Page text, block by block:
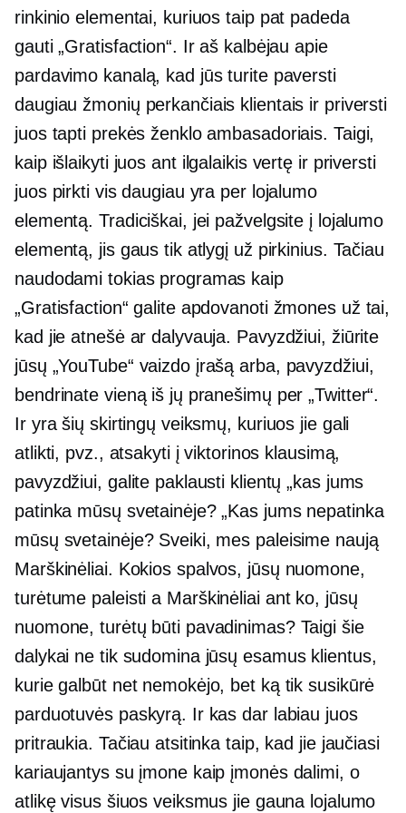
rinkinio elementai, kuriuos taip pat padeda
gauti „Gratisfaction“. Ir aš kalbėjau apie
pardavimo kanalą, kad jūs turite paversti
daugiau žmonių perkančiais klientais ir priversti
juos tapti prekės ženklo ambasadoriais. Taigi,
kaip išlaikyti juos ant ilgalaikisvertę ir priversti
juos pirkti vis daugiau yra per lojalumo
elementą. Tradiciškai, jei pažvelgsite į lojalumo
elementą, jis gaus tik atlygį už pirkinius. Tačiau
naudodami tokias programas kaip
„Gratisfaction“ galite apdovanoti žmones už tai,
kad jie atnešė ar dalyvauja. Pavyzdžiui, žiūrite
jūsų „YouTube“ vaizdo įrašą arba, pavyzdžiui,
bendrinate vieną iš jų pranešimų per „Twitter“.
Ir yra šių skirtingų veiksmų, kuriuos jie gali
atlikti, pvz., atsakyti į viktorinos klausimą,
pavyzdžiui, galite paklausti klientų „kas jums
patinka mūsų svetainėje? „Kas jums nepatinka
mūsų svetainėje? Sveiki, mes paleisime naują
Marškinėliai. Kokios spalvos, jūsų nuomone,
turėtume paleisti a Marškinėliaiant ko, jūsų
nuomone, turėtų būti pavadinimas? Taigi šie
dalykai ne tik sudomina jūsų esamus klientus,
kurie galbūt net nemokėjo, bet ką tik susikūrė
parduotuvės paskyrą. Ir kas dar labiau juos
pritraukia. Tačiau atsitinka taip, kad jie jaučiasi
kariaujantys su įmone kaip įmonės dalimi, o
atlikę visus šiuos veiksmus jie gauna lojalumo